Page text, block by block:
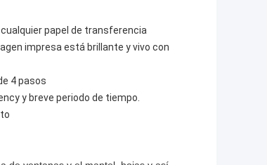
papel de transferencia
impresa está brillante y vivo con
4 pasos
y breve periodo de tiempo.